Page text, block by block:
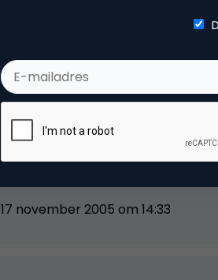
jeroenmirck
Al veel positiefs gehoord over de
stickie!
17 november 2005 om 14:33